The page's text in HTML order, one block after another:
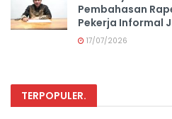
Pembahasan
Pekerja Informal
17/07/2026
TERPOPULER.